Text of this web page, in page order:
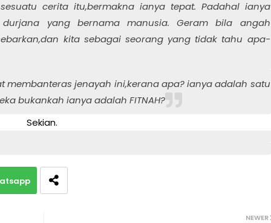
cerita itu,bermakna ianya tepat. Padahal ianya
yang bernama manusia. Geram bila angah
kita sebagai seorang yang tidak tahu apa-
jenayah ini,kerana apa? ianya adalah satu
bukankah ianya adalah FITNAH?
Sekian.
NEWER